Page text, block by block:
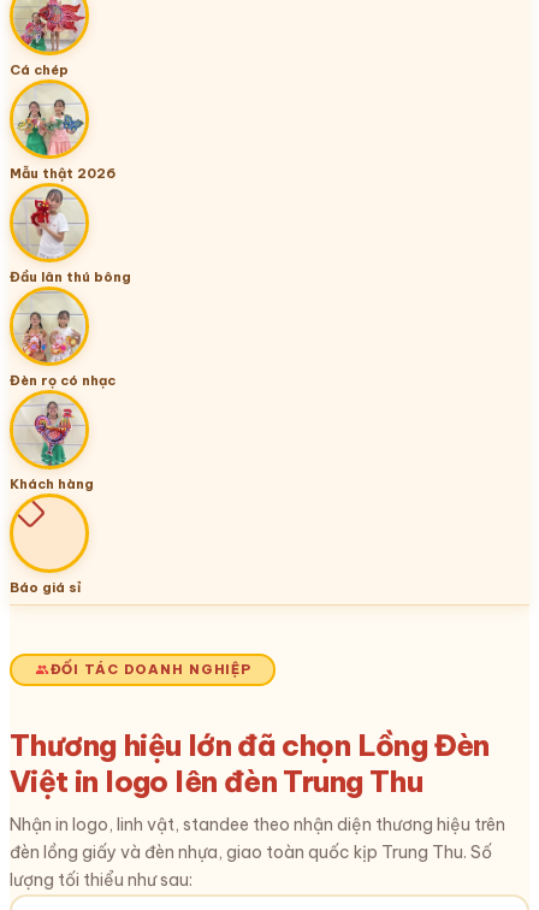
Cá chép
Mẫu thật 2026
Đầu lân thú bông
Đèn rọ có nhạc
Khách hàng
Báo giá sỉ
ĐỐI TÁC DOANH NGHIỆP
Thương hiệu lớn đã chọn Lồng Đèn
Việt in logo lên đèn Trung Thu
Nhận in logo, linh vật, standee theo nhận diện thương hiệu trên
đèn lồng giấy và đèn nhựa, giao toàn quốc kịp Trung Thu. Số
lượng tối thiểu như sau: